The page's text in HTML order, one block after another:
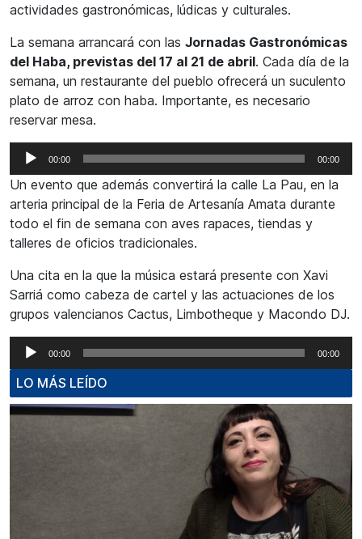
actividades gastronómicas, lúdicas y culturales.
La semana arrancará con las Jornadas Gastronómicas
del Haba, previstas del 17 al 21 de abril. Cada día de la
semana, un restaurante del pueblo ofrecerá un suculento
plato de arroz con haba. Importante, es necesario
reservar mesa.
Reproductor
de
audio
00:00 00:00
Un evento que además convertirá la calle La Pau, en la
arteria principal de la Feria de Artesanía Amata durante
todo el fin de semana con aves rapaces, tiendas y
talleres de oficios tradicionales.
Una cita en la que la música estará presente con Xavi
Sarriá como cabeza de cartel y las actuaciones de los
grupos valencianos Cactus, Limbotheque y Macondo DJ.
Reproductor
de
audio
00:00 00:00
LO MÁS LEÍDO